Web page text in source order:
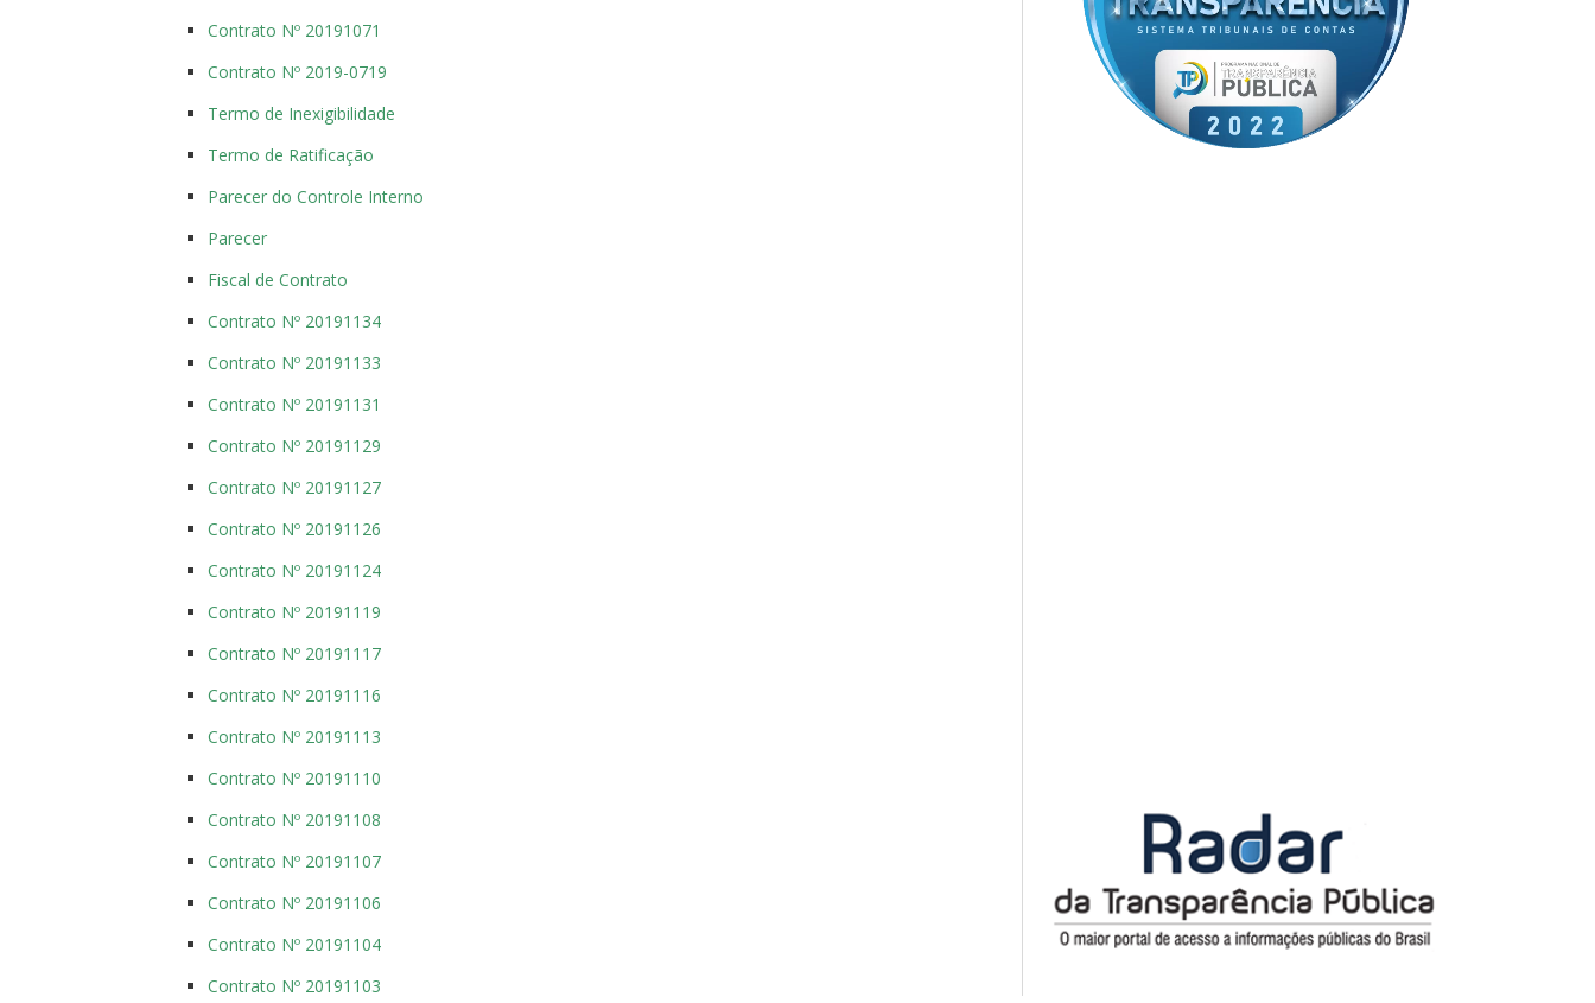
Contrato Nº 20191071
Contrato Nº 2019-0719
Termo de Inexigibilidade
Termo de Ratificação
Parecer do Controle Interno
Parecer
Fiscal de Contrato
Contrato Nº 20191134
Contrato Nº 20191133
Contrato Nº 20191131
Contrato Nº 20191129
Contrato Nº 20191127
Contrato Nº 20191126
Contrato Nº 20191124
Contrato Nº 20191119
Contrato Nº 20191117
Contrato Nº 20191116
Contrato Nº 20191113
Contrato Nº 20191110
Contrato Nº 20191108
Contrato Nº 20191107
Contrato Nº 20191106
Contrato Nº 20191104
Contrato Nº 20191103